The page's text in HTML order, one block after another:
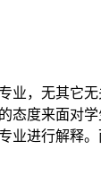
业，无其它
态度来面对
进行解释